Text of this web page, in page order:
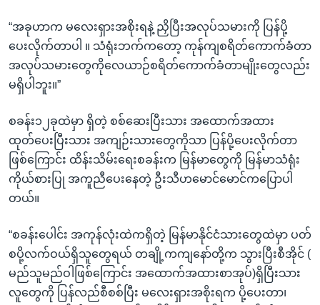
“အခုဟာက မလေးရှားအစိုးရနဲ့ ညှိပြီးအလုပ်သမားကို ပြန်ပို့
ပေးလိုက်တာပါ ။ သံရုံးဘက်ကတော့ ကုန်ကျစရိတ်ကောက်ခံတာ
အလုပ်သမားတွေကိုလေယာဉ်စရိတ်ကောက်ခံတာမျိုးတွေလည်း
မရှိပါဘူး။”
စခန်း၁၂ခုထဲမှာ ရှိတဲ့ စစ်ဆေးပြီးသား အထောက်အထား
ထုတ်ပေးပြီးသား အကျဉ်းသားတွေကိုသာ ပြန်ပို့ပေးလိုက်တာ
ဖြစ်ကြောင်း ထိန်းသိမ်းရေးစခန်းက မြန်မာတွေကို မြန်မာသံရုံး
ကိုယ်စားပြု အကူညီပေးနေတဲ့ ဦးသီဟမောင်မောင်ကပြောပါ
တယ်။
“စခန်းပေါင်း အကုန်လုံးထဲကရှိတဲ့ မြန်မာနိုင်ငံသားတွေထဲမှာ ပတ်
စပို့လက်ဝယ်ရှိသူတွေရယ် တချို့ကကျနော်တို့က သွားပြီးစီအိုင် (
မည်သူမည်ဝါဖြစ်ကြောင်း အထောက်အထားစာအုပ်)ရှိပြီးသား
လူတွေကို ပြန်လည်စီစစ်ပြီး မလေးရှားအစိုးရက ပို့ပေးတာ၊